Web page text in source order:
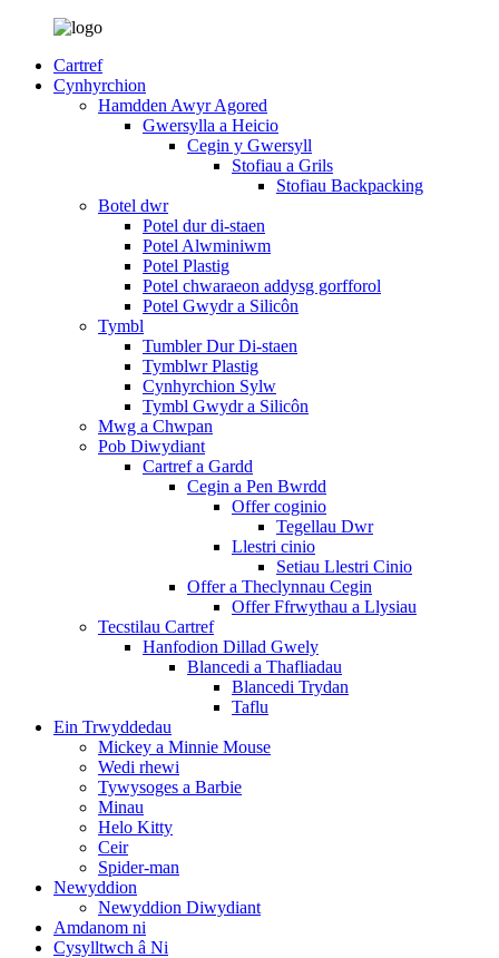
Cartref
Cynhyrchion
Hamdden Awyr Agored
Gwersylla a Heicio
Cegin y Gwersyll
Stofiau a Grils
Stofiau Backpacking
Botel dwr
Potel dur di-staen
Potel Alwminiwm
Potel Plastig
Potel chwaraeon addysg gorfforol
Potel Gwydr a Silicôn
Tymbl
Tumbler Dur Di-staen
Tymblwr Plastig
Cynhyrchion Sylw
Tymbl Gwydr a Silicôn
Mwg a Chwpan
Pob Diwydiant
Cartref a Gardd
Cegin a Pen Bwrdd
Offer coginio
Tegellau Dwr
Llestri cinio
Setiau Llestri Cinio
Offer a Theclynnau Cegin
Offer Ffrwythau a Llysiau
Tecstilau Cartref
Hanfodion Dillad Gwely
Blancedi a Thafliadau
Blancedi Trydan
Taflu
Ein Trwyddedau
Mickey a Minnie Mouse
Wedi rhewi
Tywysoges a Barbie
Minau
Helo Kitty
Ceir
Spider-man
Newyddion
Newyddion Diwydiant
Amdanom ni
Cysylltwch â Ni